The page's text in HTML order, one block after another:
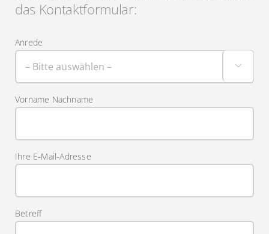
das Kontaktformular:
Anrede

Vorname Nachname
Ihre E-Mail-Adresse
Betreff